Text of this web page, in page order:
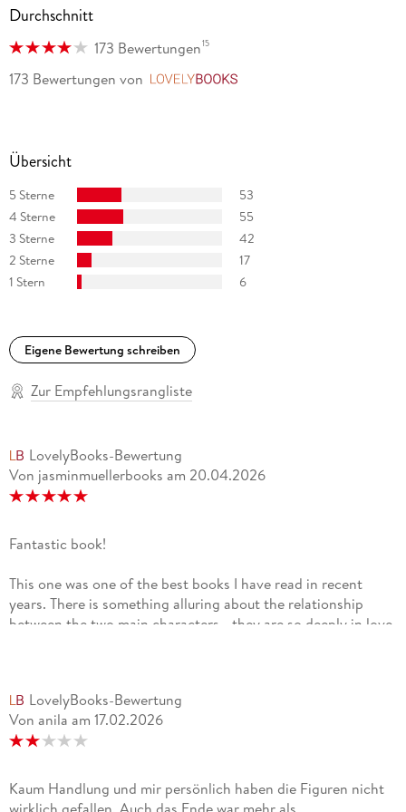
Durchschnitt
173 Bewertungen15
173 Bewertungen von
Übersicht
5 Sterne
53
4 Sterne
55
3 Sterne
42
2 Sterne
17
1 Stern
6
Eigene Bewertung schreiben
Zur Empfehlungsrangliste
LovelyBooks-Bewertung
Von jasminmuellerbooks am 20.04.2026
Fantastic book!
This one was one of the best books I have read in recent
years. There is something alluring about the relationship
between the two main characters - they are so deeply in love,
ending for the two of them.
LovelyBooks-Bewertung
Von anila am 17.02.2026
Kaum Handlung und mir persönlich haben die Figuren nicht